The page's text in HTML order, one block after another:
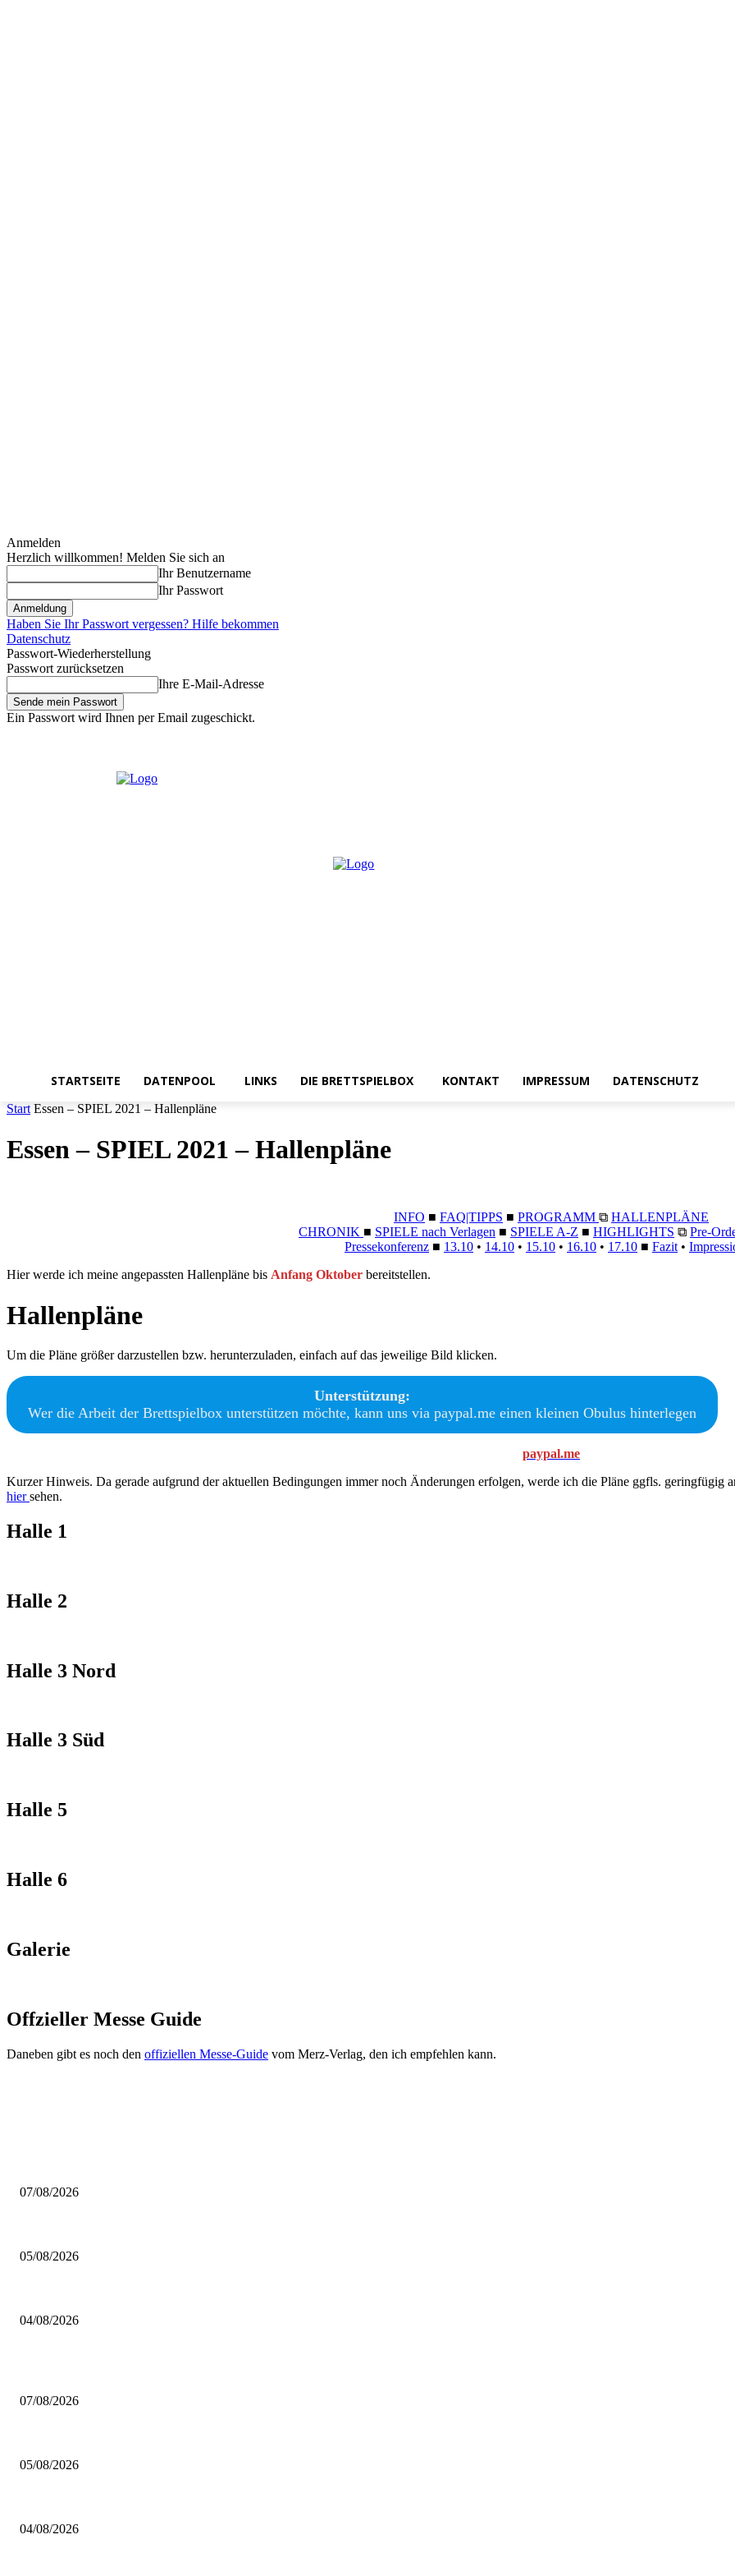
Anmelden
Herzlich willkommen! Melden Sie sich an
Ihr Benutzername
Ihr Passwort
Haben Sie Ihr Passwort vergessen? Hilfe bekommen
Datenschutz
Passwort-Wiederherstellung
Passwort zurücksetzen
Ihre E-Mail-Adresse
Ein Passwort wird Ihnen per Email zugeschickt.
STARTSEITE DATENPOOL LINKS DIE BRETTSPIELBOX KONTAKT IMPRESSUM DATENSCHUTZ
Start Essen – SPIEL 2021 – Hallenpläne
Essen – SPIEL 2021 – Hallenpläne
INFO ■ FAQ|TIPPS ■ PROGRAMM ⧉ HALLENPLÄNE
CHRONIK ■ SPIELE nach Verlagen ■ SPIELE A-Z ■ HIGHLIGHTS ⧉ Pre-
Pressekonferenz ■ 13.10 • 14.10 • 15.10 • 16.10 • 17.10 ■ Fazit •
Hier werde ich meine angepassten Hallenpläne bis Anfang Oktober bereitstellen.
Hallenpläne
Um die Pläne größer darzustellen bzw. herunterzuladen, einfach auf das jeweilige Bild klicken.
Unterstützung:
Wer die Arbeit der Brettspielbox unterstützen möchte, kann uns via paypal.me einen kleinen Obulus hinterlegen
paypal.me
Kurzer Hinweis. Da gerade aufgrund der aktuellen Bedingungen immer noch Änderungen erfolgen, werde ich die Pläne ggfls. geringfügig
hiersehen.
Halle 1
Halle 2
Halle 3 Nord
Halle 3 Süd
Halle 5
Halle 6
Galerie
Offzieller Messe Guide
Daneben gibt es noch den offiziellen Messe-Guide vom Merz-Verlag, den ich empfehlen kann.
07/08/2026
05/08/2026
04/08/2026
07/08/2026
05/08/2026
04/08/2026